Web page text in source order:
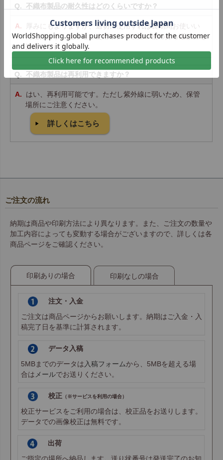
不織布製品の耐久性はどのくらいですか？
厚みにもよりますが、適切に使用すれば長期間お使いい
ただけます。繰り返し使用や、やや重い物の持ち運びにも
対応しています。
不織布製品は再利用できますか？
はい、再利用可能です。ただし紫外線に弱いため、保管
場所にご注意ください。
詳しくはこちら
ご注文の流れ
納期は商品や印刷方法により異なります。また、ご注文の数量や
加工内容によっても変動する場合がございますので、詳しくは各
商品ページをご確認ください。
印刷ありの場合 印刷なしの場合
注文・入金
ご注文は商品ページからお願いします。納期はご入金・入
稿完了日を基準に計算されます。
データ入稿
5MBまでのデータは 入稿フォームから、5MBを超える場
合は メールでお送りください。
校正 （※サービスを利用の場合）
校正サービスをご利用の場合は、校正品をお送りします。
データでの画像校正は無料です。
出荷